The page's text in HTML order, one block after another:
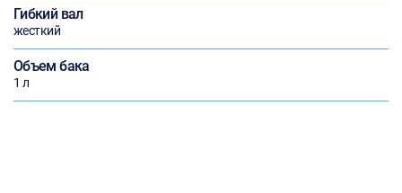
Гибкий вал
жесткий
Объем бака
1 л